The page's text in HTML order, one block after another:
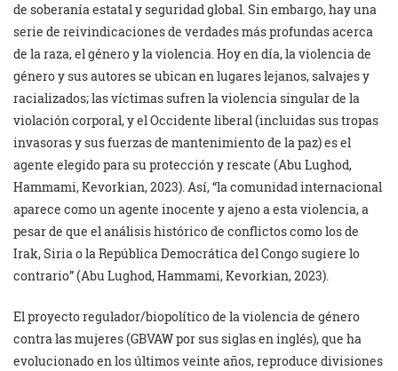
de soberanía estatal y seguridad global. Sin embargo, hay una
serie de reivindicaciones de verdades más profundas acerca
de la raza, el género y la violencia. Hoy en día, la violencia de
género y sus autores se ubican en lugares lejanos, salvajes y
racializados; las víctimas sufren la violencia singular de la
violación corporal, y el Occidente liberal (incluidas sus tropas
invasoras y sus fuerzas de mantenimiento de la paz) es el
agente elegido para su protección y rescate (Abu Lughod,
Hammami, Kevorkian, 2023). Así, “la comunidad internacional
aparece como un agente inocente y ajeno a esta violencia, a
pesar de que el análisis histórico de conflictos como los de
Irak, Siria o la República Democrática del Congo sugiere lo
contrario” (Abu Lughod, Hammami, Kevorkian, 2023).
El proyecto regulador/biopolítico de la violencia de género
contra las mujeres (GBVAW por sus siglas en inglés), que ha
evolucionado en los últimos veinte años, reproduce divisiones